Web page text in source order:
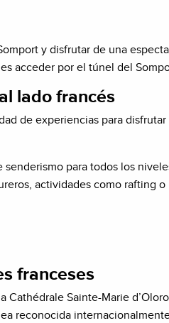
y disfrutar de una
acceder por el túnel del
lado francés
de experiencias para
para todos los
actividades como
franceses
Cathédrale Sainte-Marie
reconocida